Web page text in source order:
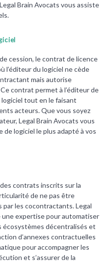
Brain Avocats vous assiste
cession, le contrat de licence
l’éditeur du logiciel ne cède
mais autorise
contrat permet à l’éditeur de
logiciel tout en le faisant
acteurs. Que vous soyez
Legal Brain Avocats vous
logiciel le plus adapté à vos
contrats inscrits sur la
de ne pas être
par les cocontractants. Legal
une expertise pour automatiser
écosystèmes décentralisés et
d’annexes contractuelles
pour accompagner les
et s’assurer de la